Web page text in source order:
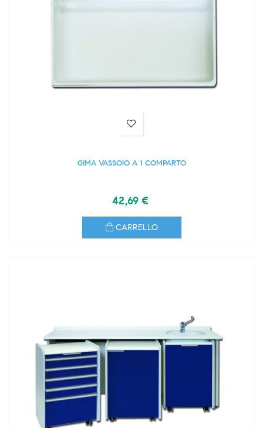
GIMA VASSOIO A 1 COMPARTO
42,69 €
CARRELLO